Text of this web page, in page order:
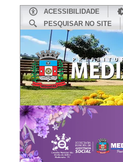
ACESSIBILIDADE
PESQUISAR NO SITE